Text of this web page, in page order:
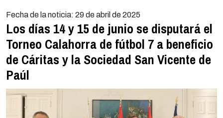
Paúl
Fecha de la noticia: 29 de abril de 2025
Los días 14 y 15 de junio se disputará el
Torneo Calahorra de fútbol 7 a beneficio
de Cáritas y la Sociedad San Vicente de
Paúl